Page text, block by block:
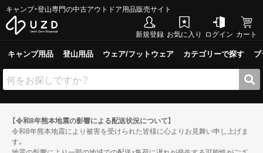
キャンプ・登山専門の中古アウトドア用品販売サイト
新規登録 お気に入り ログイン カート
キャンプ用品 登山用品 ウェア/フットウェア カテゴリーで探す
【令和8年熊本地震の影響による配送状況について】
令和8年熊本地震により被害を受けられた皆様に心よりお見舞い申し上げま
す。